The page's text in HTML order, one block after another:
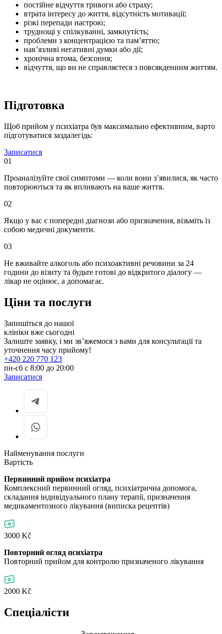
постійне відчуття тривоги або страху;
втрата інтересу до життя, відсутність мотивації;
різкі перепади настрою;
труднощі у спілкуванні, замкнутість;
проблеми з концентрацією та пам’яттю;
нав’язливі негативні думки або дії;
хронічна втома, безсоння;
відчуття, що ви не справляєтеся з повсякденним життям.
Підготовка
Щоб прийом у психіатра був максимально ефективним, варто
підготуватися заздалегідь:
Записатися
01
Проаналізуйте свої симптоми — коли вони з’явилися, як часто
повторюються та як впливають на ваше життя.
02
Якщо у вас є попередні діагнози або призначення, візьміть із
собою медичні документи.
03
Не вживайте алкоголь або психоактивні речовини за 24
години до візиту та будьте готові до відкритого діалогу —
лікар не оцінює, а допомагає.
Ціни та послуги
Запишіться до нашої
клініки вже сьогодні
Залиште заявку, і ми звʼяжемося з вами для консультації та
уточнення часу прийому!
+420 220 770 123
пн-сб с 8:00 до 20:00
Записатися
Найменування послуги
Вартість
Первинний прийом психіатра
Комплексний первинний огляд, психіатрична допомога,
складання індивідуального плану терапії, призначення
медикаментозного лікування (виписка рецептів)
3000 Kč
Повторний огляд психіатра
Повторний прийом для контролю призначеного лікування
2000 Kč
Спеціалісти